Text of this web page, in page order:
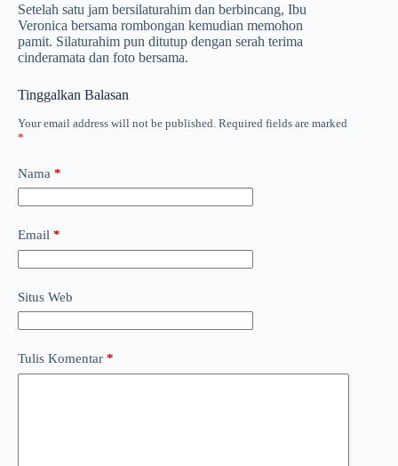
Setelah satu jam bersilaturahim dan berbincang, Ibu
Veronica bersama rombongan kemudian memohon
pamit. Silaturahim pun ditutup dengan serah terima
cinderamata dan foto bersama.
Tinggalkan Balasan
Your email address will not be published. Required fields are marked
*
Nama *
Email *
Situs Web
Tulis Komentar *